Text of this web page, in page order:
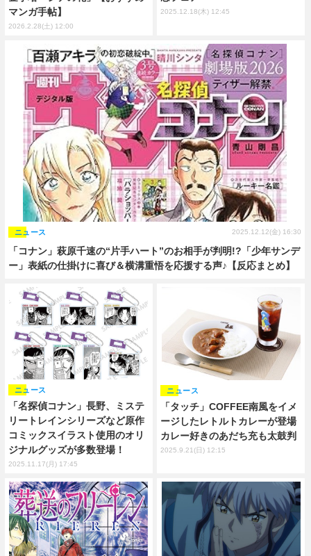
マンガ手帖】
2026.2.28(土) 12:00
2025.12.18(木) 12:45
「コナン」萩原千速の“片手ハート”のお相手が判明!?「少年サンデ
ー」表紙の仕掛けに喜び＆横溝重悟を応援する声♪【反応まとめ】
ニュース 2025.12.12(金) 16:30
「名探偵コナン」長野、ミステ
リートレインシリーズなど原作
コミックスイラスト使用のオリ
ジナルグッズが多数登場！
ニュース
2025.11.17(月) 17:45
「タッチ」COFFEE南風をイメ
ージしたレトルトカレーが登場
カレー好きのあだち充も太鼓判
ニュース
2025.9.21(日) 12:15